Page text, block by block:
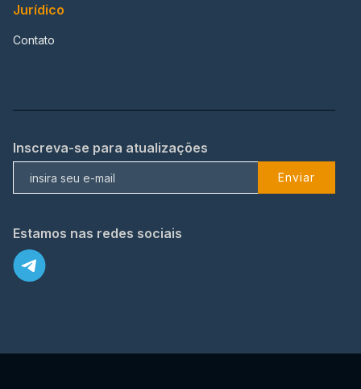
Jurídico
Contato
Inscreva-se para atualizações
Enviar
Estamos nas redes sociais